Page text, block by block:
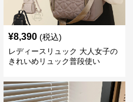
¥8,390 (税込)
レディースリュック 大人女子の
きれいめリュック普段使い